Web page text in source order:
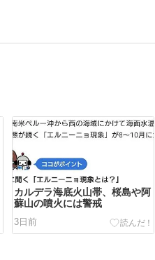
カルデラ海底火山帯、桜島や阿
蘇山の噴火には警戒
3日前